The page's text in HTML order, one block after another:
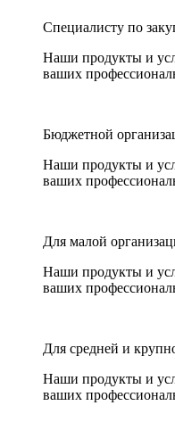
Специалисту по
Наши продукты и
ваших
Бюджетной
Наши продукты и
ваших
Для малой
Наши продукты и
ваших
Для средней и
Наши продукты и
ваших